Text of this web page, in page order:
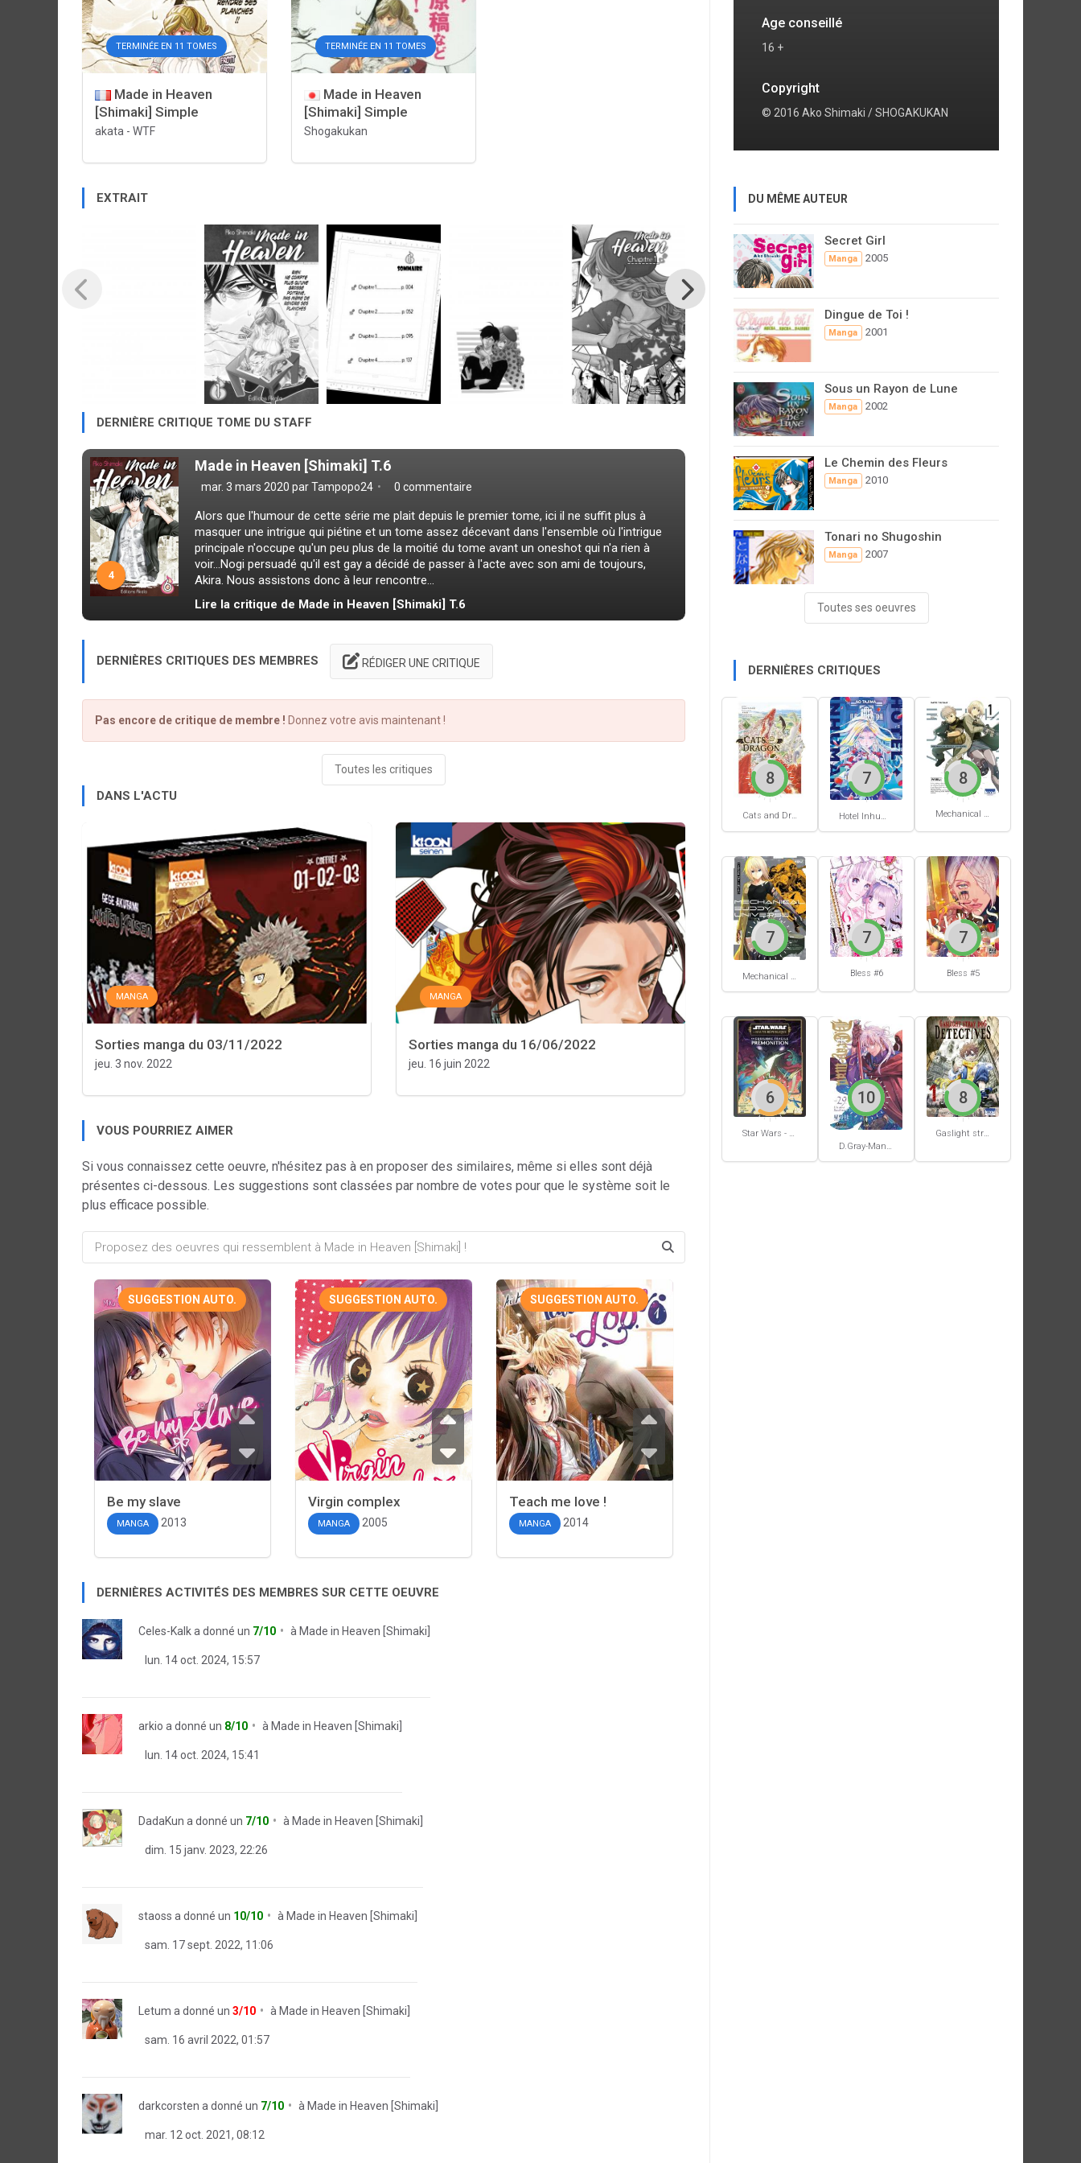
TERMINÉE EN 11 TOMES
Made in Heaven
[Shimaki] Simple
akata - WTF
TERMINÉE EN 11 TOMES
Made in Heaven
[Shimaki] Simple
Shogakukan
EXTRAIT
DERNIÈRE CRITIQUE TOME DU STAFF
4
Made in Heaven [Shimaki] T.6
mar. 3 mars 2020 parTampopo24 0 commentaire
Alors que l'humour de cette série me plait depuis le premier tome, ici il ne suffit plus à
masquer une intrigue qui piétine et un tome assez décevant dans l'ensemble où l'intrigue
principale n'occupe qu'un peu plus de la moitié du tome avant un oneshot qui n'a rien à
voir...Nogi persuadé qu'il est gay a décidé de passer à l'acte avec son ami de toujours,
Akira. Nous assistons donc à leur rencontre...
Lire la critique de Made in Heaven [Shimaki] T.6
DERNIÈRES CRITIQUES DES MEMBRES RÉDIGER UNE CRITIQUE
Pas encore de critique de membre ! Donnez votre avis maintenant !
Toutes les critiques
DANS L'ACTU
MANGA
Sorties manga du 03/11/2022
jeu. 3 nov. 2022
MANGA
Sorties manga du 16/06/2022
jeu. 16 juin 2022
VOUS POURRIEZ AIMER
Si vous connaissez cette oeuvre, n'hésitez pas à en proposer des similaires, même si elles sont déjà
présentes ci-dessous. Les suggestions sont classées par nombre de votes pour que le système soit le
plus efficace possible.
SUGGESTION AUTO.
Be my slave
MANGA 2013
SUGGESTION AUTO.
Virgin complex
MANGA 2005
SUGGESTION AUTO.
Teach me love !
MANGA 2014
DERNIÈRES ACTIVITÉS DES MEMBRES SUR CETTE OEUVRE
Celes-Kalka donné un 7/10 à Made in Heaven [Shimaki]
lun. 14 oct. 2024, 15:57
arkio a donné un 8/10 à Made in Heaven [Shimaki]
lun. 14 oct. 2024, 15:41
DadaKun a donné un 7/10 à Made in Heaven [Shimaki]
dim. 15 janv. 2023, 22:26
staoss a donné un 10/10 à Made in Heaven [Shimaki]
sam. 17 sept. 2022, 11:06
Letum a donné un 3/10 à Made in Heaven [Shimaki]
sam. 16 avril 2022, 01:57
darkcorsten a donné un 7/10 à Made in Heaven [Shimaki]
mar. 12 oct. 2021, 08:12
Age conseillé
16 +
Copyright
© 2016 Ako Shimaki / SHOGAKUKAN
DU MÊME AUTEUR
Secret Girl
Manga 2005
Dingue de Toi !
Manga 2001
Sous un Rayon de Lune
Manga 2002
Le Chemin des Fleurs
Manga 2010
Tonari no Shugoshin
Manga 2007
Toutes ses oeuvres
DERNIÈRES CRITIQUES
Cats and Dragon #3
8
Hotel Inhumans #1
7
Mechanical Buddy Universe #1
8
Mechanical Buddy Universe #0
7
Bless #6
7
Bless #5
7
6
D.Gray-Man #29
10 8